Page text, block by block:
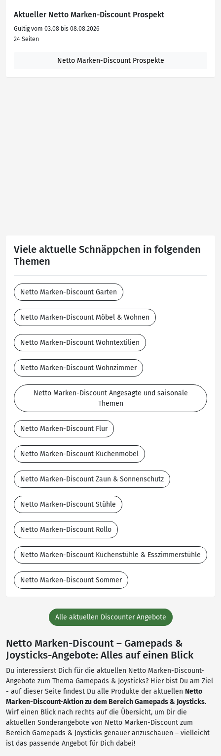
Aktueller Netto Marken-Discount Prospekt
Gültig vom 03.08 bis 08.08.2026
24 Seiten
Netto Marken-Discount Prospekte
Viele aktuelle Schnäppchen in folgenden
Themen
Netto Marken-Discount Garten
Netto Marken-Discount Möbel & Wohnen
Netto Marken-Discount Wohntextilien
Netto Marken-Discount Wohnzimmer
Netto Marken-Discount Angesagte und saisonale
Themen
Netto Marken-Discount Flur
Netto Marken-Discount Küchenmöbel
Netto Marken-Discount Zaun & Sonnenschutz
Netto Marken-Discount Stühle
Netto Marken-Discount Rollo
Netto Marken-Discount Küchenstühle & Esszimmerstühle
Netto Marken-Discount Sommer
Alle aktuellen Discounter Angebote
Netto Marken-Discount – Gamepads &
Joysticks-Angebote: Alles auf einen Blick
Du interessierst Dich für die aktuellen Netto Marken-Discount-
Angebote zum Thema Gamepads & Joysticks? Hier bist Du am Ziel
- auf dieser Seite findest Du alle Produkte der aktuellen Netto
Marken-Discount-Aktion zu dem Bereich Gamepads & Joysticks.
Wirf einen Blick nach rechts auf die Übersicht, um Dir die
aktuellen Sonderangebote von Netto Marken-Discount zum
Bereich Gamepads & Joysticks genauer anzuschauen – vielleicht
ist das passende Angebot für Dich dabei!